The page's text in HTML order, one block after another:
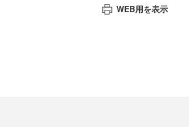
WEB用を表示